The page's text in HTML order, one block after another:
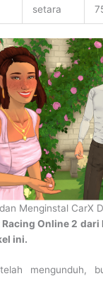
setara
Menginstal CarX
Online 2
ini.
mengunduh,